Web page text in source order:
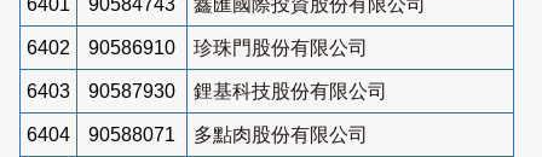
6402 90586910 珍珠門股份有限公司
6403 90587930 鋰基科技股份有限公司
6404 90588071 多點肉股份有限公司